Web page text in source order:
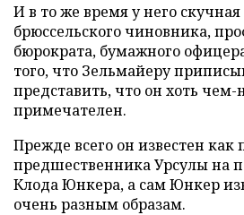
И в то же время у него
брюссельского чиновника,
бюрократа, бумажного
того, что Зельмайеру
представить, что он хоть чем-
примечателен.
Прежде всего он известен как
предшественника Урсулы на
Клода Юнкера, а сам Юнкер
очень разным образам.